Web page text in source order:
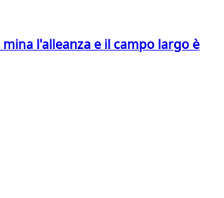
l'alleanza e il campo largo è